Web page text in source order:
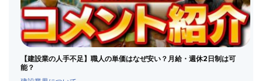
【建設業の人手不足】職人の単価はなぜ安い？月給・週休2日制は可
能？